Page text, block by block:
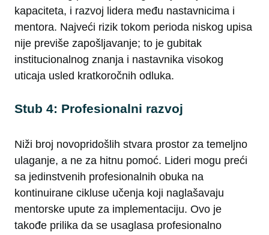
kapaciteta, i razvoj lidera među nastavnicima i
mentora. Najveći rizik tokom perioda niskog upisa
nije previše zapošljavanje; to je gubitak
institucionalnog znanja i nastavnika visokog
uticaja usled kratkoročnih odluka.
Stub 4: Profesionalni razvoj
Niži broj novopridošlih stvara prostor za temeljno
ulaganje, a ne za hitnu pomoć. Lideri mogu preći
sa jedinstvenih profesionalnih obuka na
kontinuirane cikluse učenja koji naglašavaju
mentorske upute za implementaciju. Ovo je
takođe prilika da se usaglasa profesionalno